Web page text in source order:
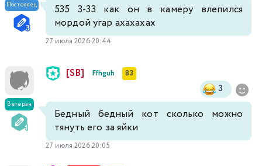
Постоялец
535 3-33 как он в камеру влепился
мордой угар ахахахах
27 июля 2026 20:44
Ветеран
[SB] Ffhguh 83
3
Бедный бедный кот сколько можно
тянуть его за яйки
27 июля 2026 20:05